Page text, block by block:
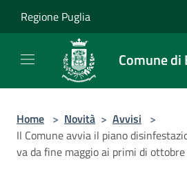
Regione Puglia
Comune
Home > Novità > Avvisi >
Il Comune avvia il piano
va da fine maggio ai primi di ottobre